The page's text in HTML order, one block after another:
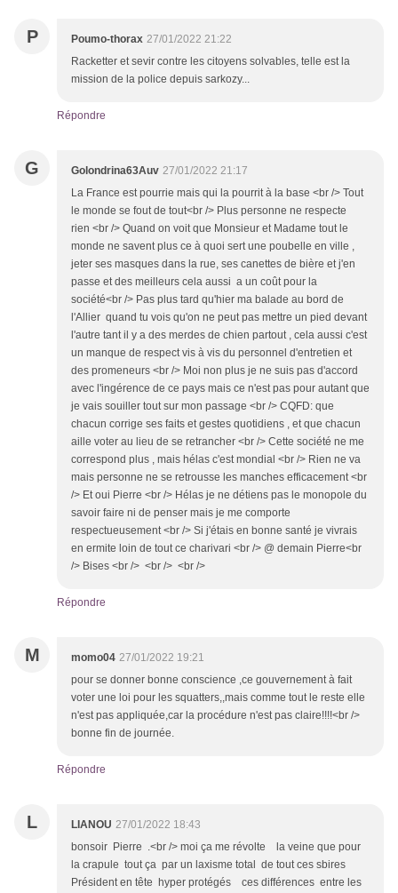
P Poumo-thorax 27/01/2022 21:22
Racketter et sevir contre les citoyens solvables, telle est la
mission de la police depuis sarkozy...
Répondre
G Golondrina63Auv 27/01/2022 21:17
La France est pourrie mais qui la pourrit à la base <br /> Tout
le monde se fout de tout<br /> Plus personne ne respecte
rien <br /> Quand on voit que Monsieur et Madame tout le
monde ne savent plus ce à quoi sert une poubelle en ville ,
jeter ses masques dans la rue, ses canettes de bière et j'en
passe et des meilleurs cela aussi a un coût pour la
société<br /> Pas plus tard qu'hier ma balade au bord de
l'Allier quand tu vois qu'on ne peut pas mettre un pied devant
l'autre tant il y a des merdes de chien partout , cela aussi c'est
un manque de respect vis à vis du personnel d'entretien et
des promeneurs <br /> Moi non plus je ne suis pas d'accord
avec l'ingérence de ce pays mais ce n'est pas pour autant que
je vais souiller tout sur mon passage <br /> CQFD: que
chacun corrige ses faits et gestes quotidiens , et que chacun
aille voter au lieu de se retrancher <br /> Cette société ne me
correspond plus , mais hélas c'est mondial <br /> Rien ne va
mais personne ne se retrousse les manches efficacement <br
/> Et oui Pierre <br /> Hélas je ne détiens pas le monopole du
savoir faire ni de penser mais je me comporte
respectueusement <br /> Si j'étais en bonne santé je vivrais
en ermite loin de tout ce charivari <br /> @ demain Pierre<br
/> Bises <br /> <br /> <br />
Répondre
M momo04 27/01/2022 19:21
pour se donner bonne conscience ,ce gouvernement à fait
voter une loi pour les squatters,,mais comme tout le reste elle
n'est pas appliquée,car la procédure n'est pas claire!!!!<br />
bonne fin de journée.
Répondre
L LIANOU 27/01/2022 18:43
bonsoir Pierre .<br /> moi ça me révolte la veine que pour
la crapule tout ça par un laxisme total de tout ces sbires
Président en tête hyper protégés ces différences entre les